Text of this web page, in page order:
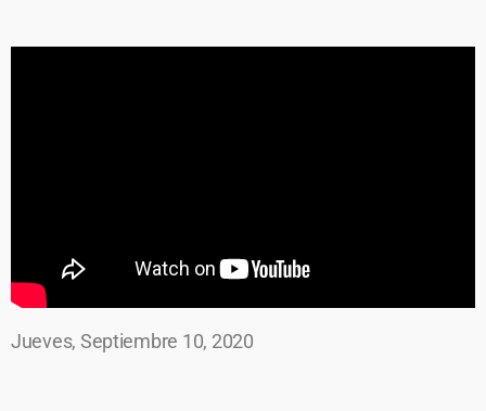
Jueves, Septiembre 10, 2020